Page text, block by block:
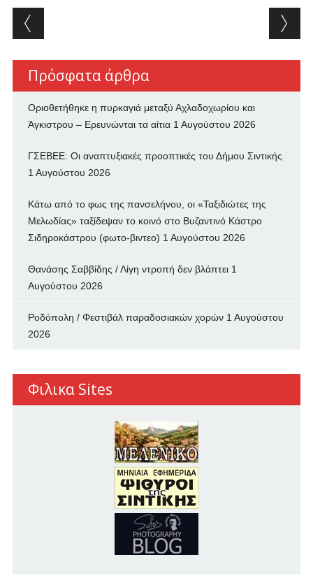
Post navigation
Πρόσφατα άρθρα
Οριοθετήθηκε η πυρκαγιά μεταξύ Αχλαδοχωρίου και
Άγκιστρου – Ερευνώνται τα αίτια 1 Αυγούστου 2026
ΓΣΕΒΕΕ: Οι αναπτυξιακές προοπτικές του Δήμου Σιντικής
1 Αυγούστου 2026
Κάτω από το φως της πανσελήνου, οι «Ταξιδιώτες της
Μελωδίας» ταξίδεψαν το κοινό στο Βυζαντινό Κάστρο
Σιδηροκάστρου (φωτο-βιντεο) 1 Αυγούστου 2026
Θανάσης Σαββίδης / Λίγη ντροπή δεν βλάπτει 1
Αυγούστου 2026
Ροδόπολη / Φεστιβάλ παραδοσιακών χορών 1 Αυγούστου
2026
Φιλικα Sites